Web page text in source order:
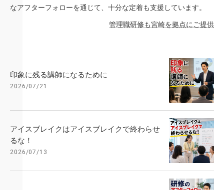
なアフターフォローを通じて、十分な定着も支援しています。
管理職研修も宮崎を拠点にご提供
印象に残る講師になるために
2026/07/21
アイスブレイクはアイスブレイクで終わらせ
るな！
2026/07/13